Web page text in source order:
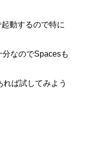
動するので特に
なのでSpacesも
ば試してみよう